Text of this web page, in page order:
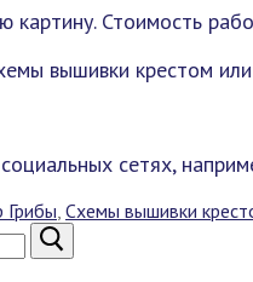
Стоимость
вышивки крестом
сетях,
Грибы Схемы вышивки